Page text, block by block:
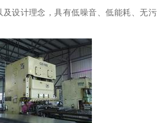
设计理念，具有低噪音、低能耗、无污